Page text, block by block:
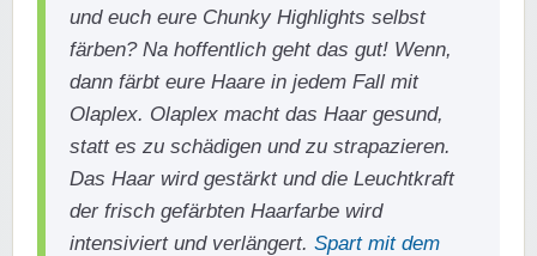
und euch eure Chunky Highlights selbst
färben? Na hoffentlich geht das gut! Wenn,
dann färbt eure Haare in jedem Fall mit
Olaplex. Olaplex macht das Haar gesund,
statt es zu schädigen und zu strapazieren.
Das Haar wird gestärkt und die Leuchtkraft
der frisch gefärbten Haarfarbe wird
intensiviert und verlängert.Spart mit dem